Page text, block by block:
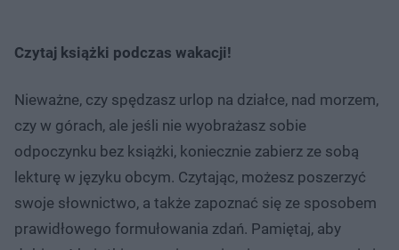
Czytaj książki podczas wakacji!
Nieważne, czy spędzasz urlop na działce, nad morzem,
czy w górach, ale jeśli nie wyobrażasz sobie
odpoczynku bez książki, koniecznie zabierz ze sobą
lekturę w języku obcym. Czytając, możesz poszerzyć
swoje słownictwo, a także zapoznać się ze sposobem
prawidłowego formułowania zdań. Pamiętaj, aby